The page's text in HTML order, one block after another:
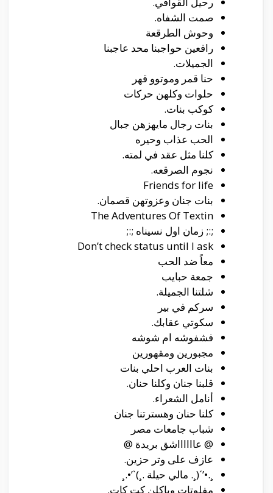
صمت الشفاه.
وحوش الطرقعة
رافعين حواجبنا محد عاجبنا
الجميلات.
حنا قمر وموتوو قهر
حلوات وكلهن حركات
كوكب بنات.
بنات رجال مايهزهن جبال
الحب عذاب وحيره
كلنا مثل عقد في لمته.
نجوم الصرقعه.
Friends for life
بنات جنان وعزوتهن قصمان.
The Adventures Of Textin
;:; زمان اول نسيناه ;:;
Don’t check status until I ask
معاً ضد الحب
جمعة حبايب
شلتنا الجميلة.
سركم في بير
سكوتي عقابك.
فشفوشه ام شوشه
مجبورين ومقهورين
بنات العرب احلي بنات
قلبنا جنان وكلنا حنان.
أنامل الشعراء.
كلنا حنان وهسترتنا جنان
شباب جامعات مصر
@ عااااااشق بريدة @
عازف على وتر حزين.
¸.•’´(¸. مالي حيلة .¸)`’•.¸
مفلوتات وياكلن كت كات.